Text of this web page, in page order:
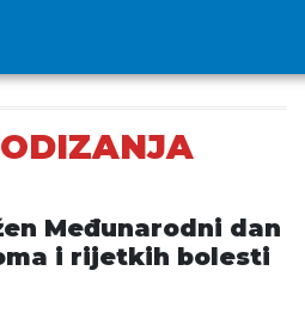
Međunarodni dan
i rijetkih bolesti